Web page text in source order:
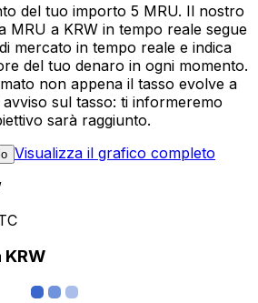
del tuo importo 5 MRU. Il nostro
MRU a KRW in tempo reale segue
mercato in tempo reale e indica
del tuo denaro in ogni momento.
non appena il tasso evolve a
sul tasso: ti informeremo
sarà raggiunto.
Visualizza il grafico completo
KRW